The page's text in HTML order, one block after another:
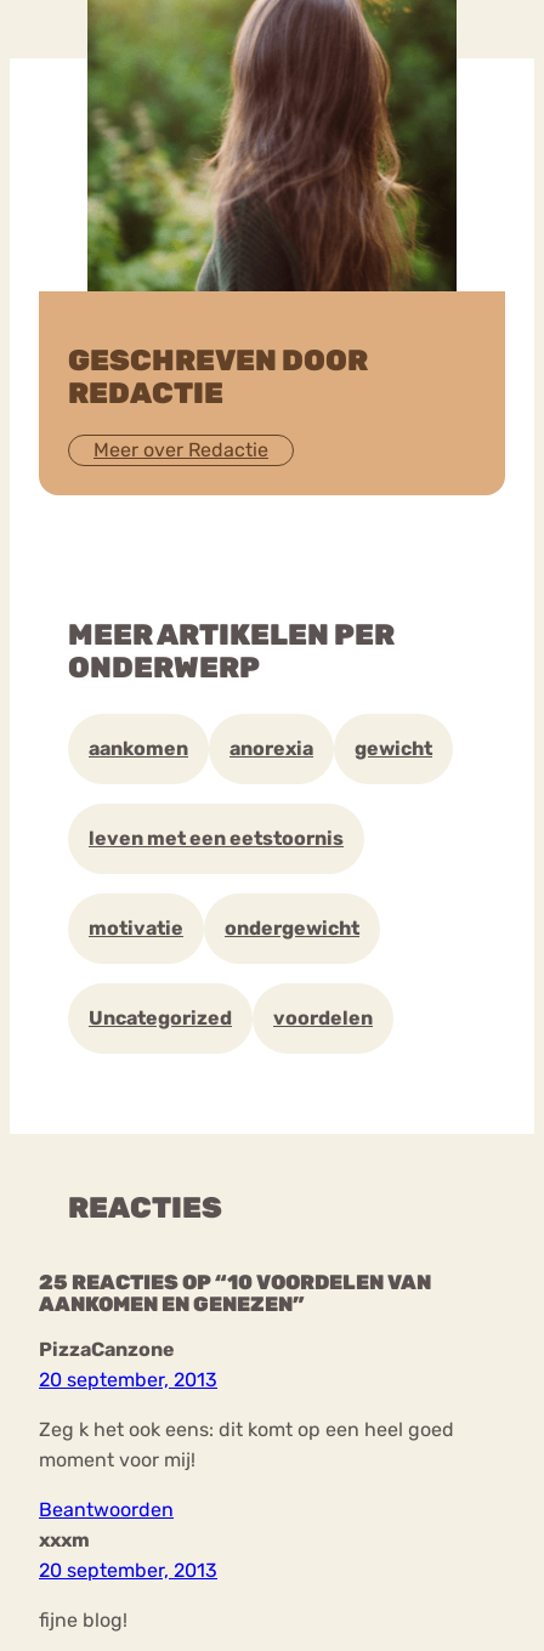
GESCHREVEN DOOR
REDACTIE
Meer over Redactie
MEER ARTIKELEN PER
ONDERWERP
aankomen anorexia gewicht
leven met een eetstoornis
motivatie ondergewicht
Uncategorized voordelen
REACTIES
25 REACTIES OP “10 VOORDELEN VAN
AANKOMEN EN GENEZEN”
PizzaCanzone
20 september, 2013
Zeg k het ook eens: dit komt op een heel goed
moment voor mij!
Beantwoorden
xxxm
20 september, 2013
fijne blog!